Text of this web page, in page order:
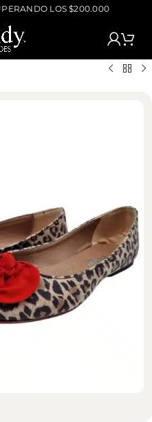
LOS $200.000